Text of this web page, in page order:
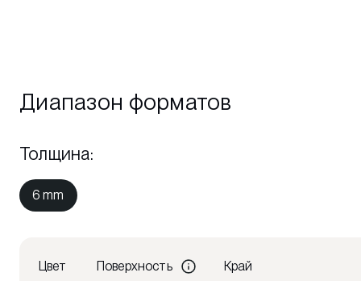
Диапазон форматов
Толщина:
6 mm
Цвет Поверхность Край